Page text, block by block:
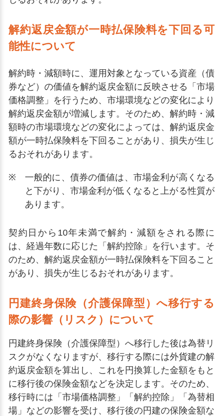
解約返戻金額が一時払保険料を下回る可
能性について
解約時・減額時に、運用対象となっている資産（債
券など）の価値を解約返戻金額に反映させる「市場
価格調整」を行うため、市場環境などの変化により
解約返戻金額が増減します。そのため、解約時・減
額時の市場環境などの変化によっては、解約返戻金
額が一時払保険料を下回ることがあり、損失が生じ
るおそれがあります。
※ 一般的に、債券の価値は、市場金利が高くなる
と下がり、市場金利が低くなると上がる性質が
あります。
契約日から10年未満で解約・減額をされる際に
は、経過年数に応じた「解約控除」を行います。そ
のため、解約返戻金額が一時払保険料を下回ること
があり、損失が生じるおそれがあります。
円建終身保険（介護保障型）へ移行する
際の影響（リスク）について
円建終身保険（介護保障型）へ移行した後は為替リ
スクがなくなりますが、移行する際には外貨建の解
約返戻金額を算出し、これを円換算した金額をもと
に移行後の保険金額などを決定します。そのため、
移行時には「市場価格調整」「解約控除」「為替相
場」などの影響を受け、移行後の円建の保険金額な